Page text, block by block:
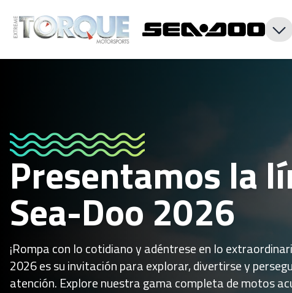
Presentamos la
Sea-Doo 2026
¡Rompa con lo cotidiano y adéntrese en lo
2026 es su invitación para explorar, divertirse y
atención. Explore nuestra gama completa de motos